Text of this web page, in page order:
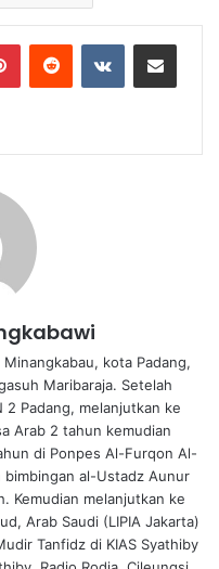
kota Padang,
Maribaraja. Setelah
Padang, melanjutkan ke
Arab 2 tahun kemudian
di Ponpes Al-Furqon Al-
bimbingan al-Ustadz Aunur
Kemudian melanjutkan ke
Arab Saudi (LIPIA Jakarta)
Tanfidz di KIAS Syathiby